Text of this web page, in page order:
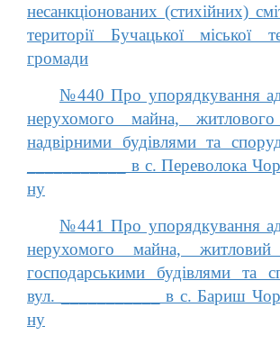
несанкціонованих (стихійних)
території Бучацької міської
громади
№440 Про упорядкування
нерухомого майна,
надвірними будівлями та
___________ в с. Переволока
ну
№441 Про упорядкування
нерухомого майна,
господарськими будівлями та
вул. ___________ в с. Бариш
ну